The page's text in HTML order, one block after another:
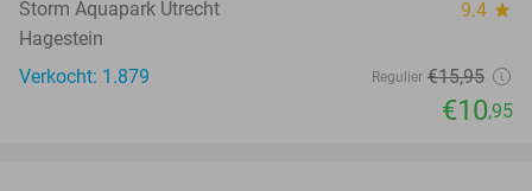
Storm Aquapark Utrecht 9.4 star
Hagestein
Verkocht: 1.879
Regulier €15,95
€10,95